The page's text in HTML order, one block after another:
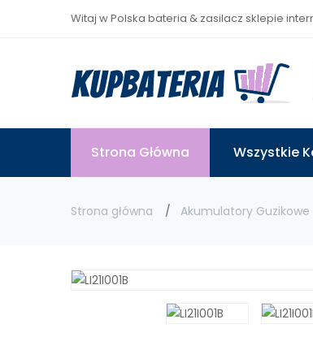
Witaj w Polska bateria & zasilacz sklepie
Strona Główna Wszystkie
Strona główna Akumulatory Guzikowe